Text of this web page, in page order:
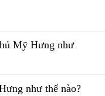
Mỹ Hưng như
như thế nào?